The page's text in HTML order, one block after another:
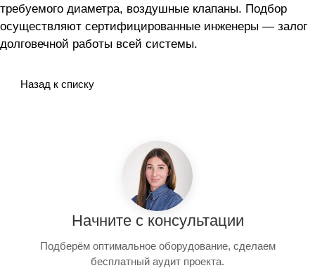
требуемого диаметра, воздушные клапаны. Подбор
осуществляют сертифицированные инженеры — залог
долговечной работы всей системы.
Назад к списку
Начните с консультации
Подберём оптимальное оборудование, сделаем
бесплатный аудит проекта.